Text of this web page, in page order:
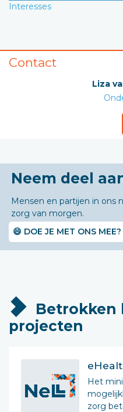
Interesses
Contact
Liza
Neem deel
Mensen en partijen in ons
zorg van morgen.
😄 DOE JE MET ONS MEE?
Betrokken
projecten
Het
zorg